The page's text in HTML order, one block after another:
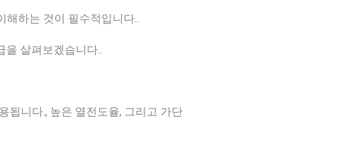
하는 것이 필수적입니다..
살펴보겠습니다..
됩니다., 높은 열전도율, 그리고 가단